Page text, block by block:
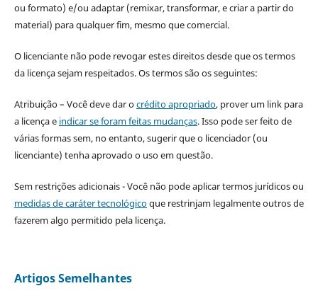
ou formato) e/ou adaptar (remixar, transformar, e criar a partir do
material) para qualquer fim, mesmo que comercial.
O licenciante não pode revogar estes direitos desde que os termos
da licença sejam respeitados. Os termos são os seguintes:
Atribuição – Você deve dar ocrédito apropriado, prover um link para
a licença e indicar se foram feitas mudanças. Isso pode ser feito de
várias formas sem, no entanto, sugerir que o licenciador (ou
licenciante) tenha aprovado o uso em questão.
Sem restrições adicionais - Você não pode aplicar termos jurídicos ou
medidas de caráter tecnológicoque restrinjam legalmente outros de
fazerem algo permitido pela licença.
Artigos Semelhantes